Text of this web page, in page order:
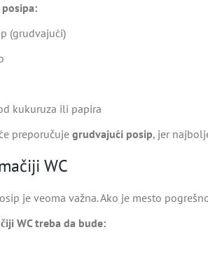
(grudvajući)
kukuruza ili papira
preporučuje grudvajući posip, jer
WC
je veoma važna. Ako je mesto
WC treba da bude: